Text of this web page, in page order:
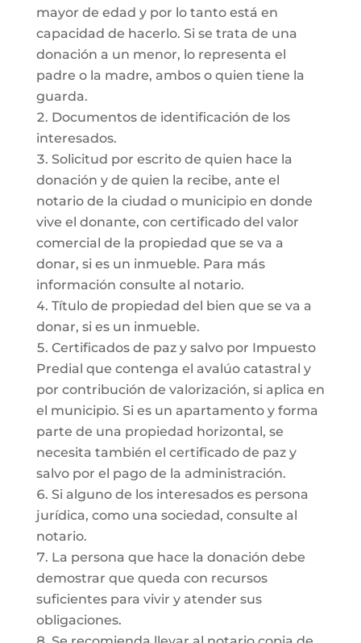
mayor de edad y por lo tanto está en
capacidad de hacerlo. Si se trata de una
donación a un menor, lo representa el
padre o la madre, ambos o quien tiene la
guarda.
Documentos de identificación de los
interesados.
Solicitud por escrito de quien hace la
donación y de quien la recibe, ante el
notario de la ciudad o municipio en donde
vive el donante, con certificado del valor
comercial de la propiedad que se va a
donar, si es un inmueble. Para más
información consulte al notario.
Título de propiedad del bien que se va a
donar, si es un inmueble.
Certificados de paz y salvo por Impuesto
Predial que contenga el avalúo catastral y
por contribución de valorización, si aplica en
el municipio. Si es un apartamento y forma
parte de una propiedad horizontal, se
necesita también el certificado de paz y
salvo por el pago de la administración.
Si alguno de los interesados es persona
jurídica, como una sociedad, consulte al
notario.
La persona que hace la donación debe
demostrar que queda con recursos
suficientes para vivir y atender sus
obligaciones.